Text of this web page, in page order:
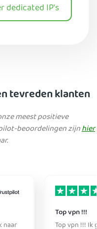
dedicated IP's
tevreden klanten
meest positieve
beoordelingen zijnhier
naar
Top vpn !!!
Top vpn !!! Ik